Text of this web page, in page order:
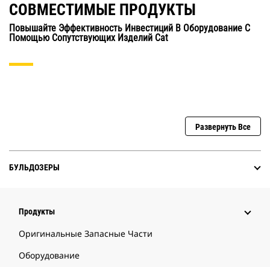
СОВМЕСТИМЫЕ ПРОДУКТЫ
Повышайте Эффективность Инвестиций В Оборудование С
Помощью Сопутствующих Изделий Cat
Развернуть Все
БУЛЬДОЗЕРЫ
Продукты
Оригинальные Запасные Части
Оборудование